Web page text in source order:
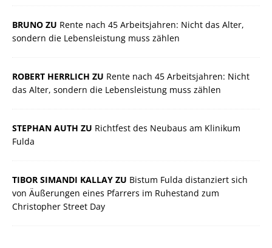
BRUNO ZU Rente nach 45 Arbeitsjahren: Nicht das Alter,
sondern die Lebensleistung muss zählen
ROBERT HERRLICH ZU Rente nach 45 Arbeitsjahren: Nicht
das Alter, sondern die Lebensleistung muss zählen
STEPHAN AUTH ZU Richtfest des Neubaus am Klinikum
Fulda
TIBOR SIMANDI KALLAY ZU Bistum Fulda distanziert sich
von Äußerungen eines Pfarrers im Ruhestand zum
Christopher Street Day